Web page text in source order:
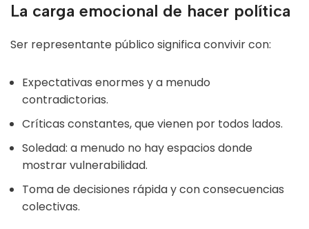
La carga emocional de hacer política
Ser representante público significa convivir con:
Expectativas enormes y a menudo
contradictorias.
Críticas constantes, que vienen por todos lados.
Soledad: a menudo no hay espacios donde
mostrar vulnerabilidad.
Toma de decisiones rápida y con consecuencias
colectivas.